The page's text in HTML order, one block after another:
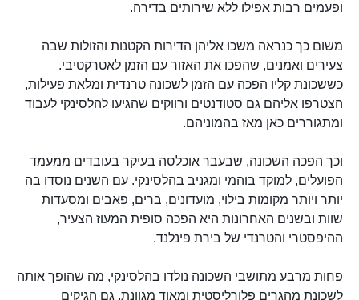
ופעמים רבות אפילו ללא שירותים בדירה.
משום כך כנראה משכו אליהן הדירות הקטנות והזולות שבה
צעירים ואמנים, שהפכו את האזור עם הזמן לאטרקטיבי.
כששכונת קליו הפכה עם הזמן לשכונה טרנדית ומלאת פעילות,
הצטרפו אליהם גם סטודנטים ורווקים שהגיעו להלסינקי לעבוד
ומתגוררים כאן מאז בהמוניהם.
וכך הפכה השכונה, שבעבר אוכלסה בעיקר בעובדים ממעמד
הפועלים, למוקד בוהמי ומגניב בהלסינקי. עם השנים נוסדו בה
יותר ויותר מקומות בילוי, מועדונים, ברים, פאבים ומסעדות
שוות ובשנים האחרונות היא הפכה סופית המעוז הצעיר,
ההיפסטרי והטרנדי של בירת פינלנד.
פחות מרבע מתושבי השכונה נולדו בהלסינקי, מה שהופך אותה
לשכונת מהגרים פלורליסטית ומאוד מגוונת. גם הגיקים